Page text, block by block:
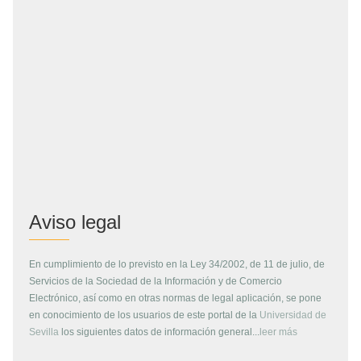
Aviso legal
En cumplimiento de lo previsto en la Ley 34/2002, de 11 de julio, de
Servicios de la Sociedad de la Información y de Comercio
Electrónico, así como en otras normas de legal aplicación, se pone
en conocimiento de los usuarios de este portal de la Universidad de
Sevilla los siguientes datos de información general... leer más